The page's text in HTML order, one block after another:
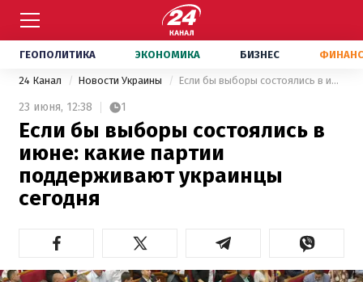
ГЕОПОЛИТИКА ЭКОНОМИКА БИЗНЕС
24 Канал Новости Украины Если бы выборы состоялись в июне: какие партии поддерживают украинцы сегодня
23 июня, 12:38 1
Если бы выборы состоялись в
июне: какие партии
поддерживают украинцы
сегодня